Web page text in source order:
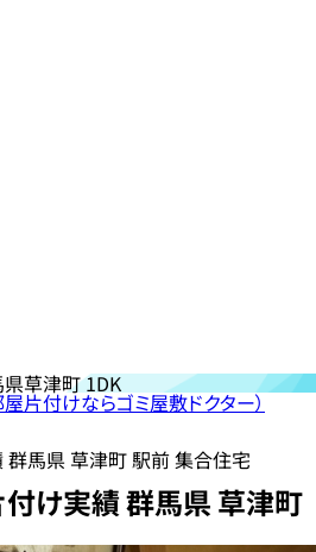
草津町 1DK
屋片付けならゴミ屋敷ドクター）
群馬県 草津町 駅前 集合住宅
け実績 群馬県 草津町